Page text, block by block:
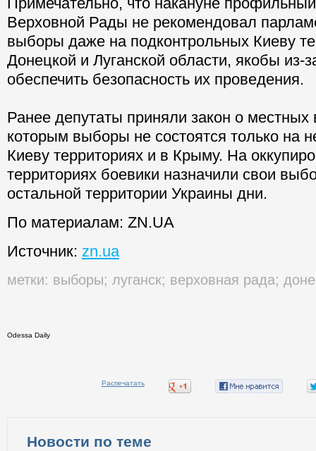
Верховной Рады не рекомендовал
выборы даже на подконтрольных Киеву
Донецкой и Луганской области, якобы из-
обеспечить безопасность их проведения.
Ранее депутаты приняли закон о
которым выборы не состоятся только на
Киеву территориях и в Крыму. На
территориях боевики назначили свои
остальной территории Украины дни.
По материалам: ZN.UA
Источник: zn.ua
метки: выборы; луганск; верховная рада;
Odessa Daily
Распечатать
Новости по теме